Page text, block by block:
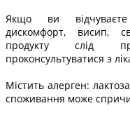
Якщо ви відчуваєте
дискомфорт, висип,
продукту слід
проконсультуватися з
Містить алерген:
споживання може